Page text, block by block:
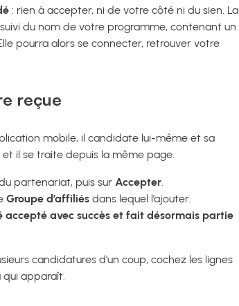
: rien à accepter, ni de votre côté ni du sien. La
du nom de votre programme, contenant un
pourra alors se connecter, retrouver votre
reçue
mobile, il candidate lui-même et sa
et il se traite depuis la même page.
partenariat, puis sur Accepter
Groupe d’affiliés dans lequel l’ajouter.
accepté avec succès et fait désormais partie
candidatures d’un coup, cochez les lignes
apparaît.